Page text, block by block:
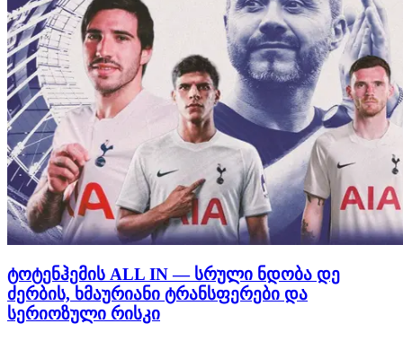
ტოტენჰემის ALL IN — სრული ნდობა დე
ძერბის, ხმაურიანი ტრანსფერები და
სერიოზული რისკი